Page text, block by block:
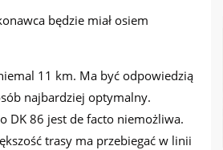
będzie miał osiem
11 km. Ma być odpowiedzią
najbardziej optymalny.
DK 86 jest de facto niemożliwa.
trasy ma przebiegać w linii